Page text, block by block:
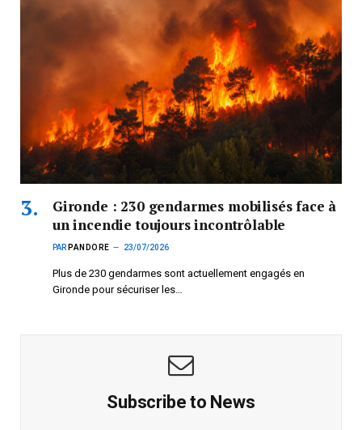
Gironde : 230 gendarmes mobilisés face à
un incendie toujours incontrôlable
PAR PANDORE 23/07/2026
Plus de 230 gendarmes sont actuellement engagés en
Gironde pour sécuriser les…
Subscribe to News